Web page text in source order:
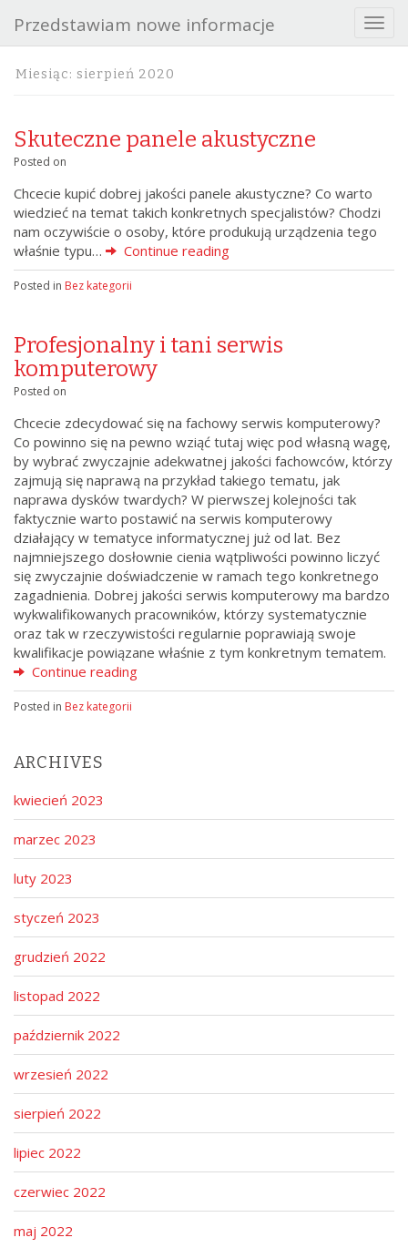
T
o
g
a
i
Przedstawiam nowe informacje
Miesiąc: sierpień 2020
Skuteczne panele akustyczne
Posted on
Chcecie kupić dobrej jakości panele akustyczne? Co warto
wiedzieć na temat takich konkretnych specjalistów? Chodzi
nam oczywiście o osoby, które produkują urządzenia tego
właśnie typu…
Continue reading
Posted in Bez kategorii
Profesjonalny i tani serwis
komputerowy
Posted on
Chcecie zdecydować się na fachowy serwis komputerowy?
Co powinno się na pewno wziąć tutaj więc pod własną wagę,
by wybrać zwyczajnie adekwatnej jakości fachowców, którzy
zajmują się naprawą na przykład takiego tematu, jak
naprawa dysków twardych? W pierwszej kolejności tak
faktycznie warto postawić na serwis komputerowy
działający w tematyce informatycznej już od lat. Bez
najmniejszego dosłownie cienia wątpliwości powinno liczyć
się zwyczajnie doświadczenie w ramach tego konkretnego
zagadnienia. Dobrej jakości serwis komputerowy ma bardzo
wykwalifikowanych pracowników, którzy systematycznie
oraz tak w rzeczywistości regularnie poprawiają swoje
kwalifikacje powiązane właśnie z tym konkretnym tematem.
Continue reading
Posted in Bez kategorii
ARCHIVES
kwiecień 2023
marzec 2023
luty 2023
styczeń 2023
grudzień 2022
listopad 2022
październik 2022
wrzesień 2022
sierpień 2022
lipiec 2022
czerwiec 2022
maj 2022